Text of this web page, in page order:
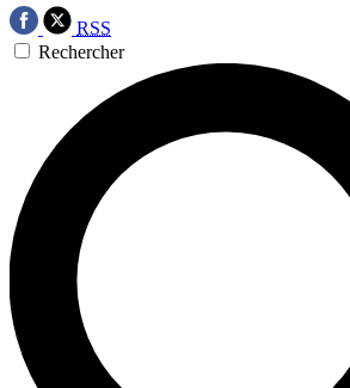
RSS
Rechercher